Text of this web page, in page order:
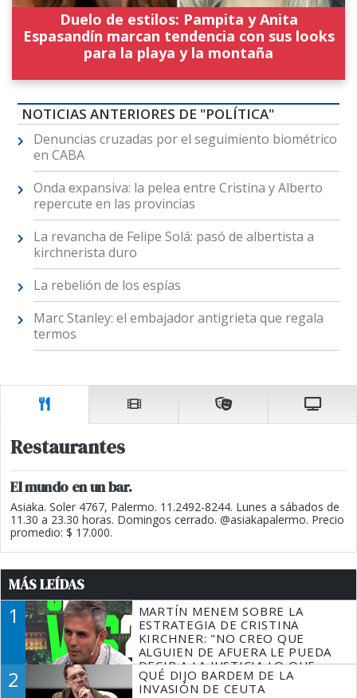
Duelo de estilos: Pampita y Anita
Espasandín marcan tendencia con sus looks
para la playa y la montaña
NOTICIAS ANTERIORES DE "POLÍTICA"
Denuncias cruzadas por el seguimiento biométrico
en CABA
Onda expansiva: la pelea entre Cristina y Alberto
repercute en las provincias
La revancha de Felipe Solá: pasó de albertista a
kirchnerista duro
La rebelión de los espías
Marc Stanley: el embajador antigrieta que regala
termos
Restaurantes
El mundo en un bar.
Asiaka. Soler 4767, Palermo. 11.2492-8244. Lunes a sábados de
11.30 a 23.30 horas. Domingos cerrado. @asiakapalermo. Precio
promedio: $ 17.000.
MÁS LEÍDAS
1
MARTÍN MENEM SOBRE LA
ESTRATEGIA DE CRISTINA
KIRCHNER: "NO CREO QUE
ALGUIEN DE AFUERA LE PUEDA
DECIR A LA JUSTICIA LO QUE
TIENE QUE HACER"
2
QUÉ DIJO BARDEM DE LA
INVASIÓN DE CEUTA